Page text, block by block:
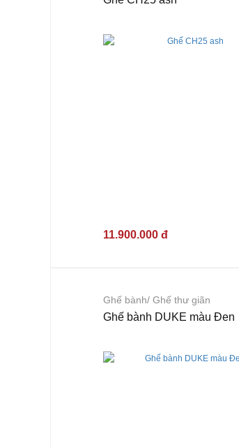
11.900.000 đ
Ghế bành/ Ghế thư giãn
Ghế bành DUKE màu Đen